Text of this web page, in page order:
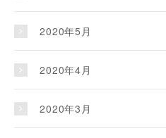
2020年5月
2020年4月
2020年3月